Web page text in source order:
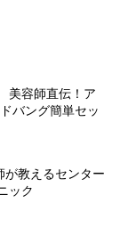
美容師直伝！ア
バング簡単セッ
教えるセンター
ック